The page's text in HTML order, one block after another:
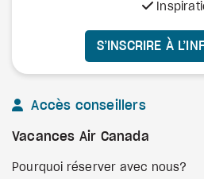
S’INSCRIRE À
Accès conseillers
Vacances Air Canada
Pourquoi réserver avec nous?